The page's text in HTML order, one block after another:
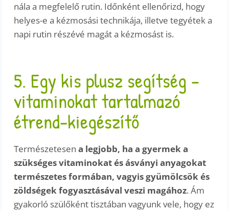
nála a megfelelő rutin. Időnként ellenőrizd, hogy
helyes-e a kézmosási technikája, illetve tegyétek a
napi rutin részévé magát a kézmosást is.
5. Egy kis plusz segítség –
vitaminokat tartalmazó
étrend-kiegészítő
Természetesena legjobb, ha a gyermek a
szükséges vitaminokat és ásványi anyagokat
természetes formában, vagyis gyümölcsök és
zöldségek fogyasztásával veszi magához. Ám
gyakorló szülőként tisztában vagyunk vele, hogy ez